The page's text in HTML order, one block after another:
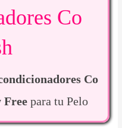
Co
Co
Free para tu Pelo